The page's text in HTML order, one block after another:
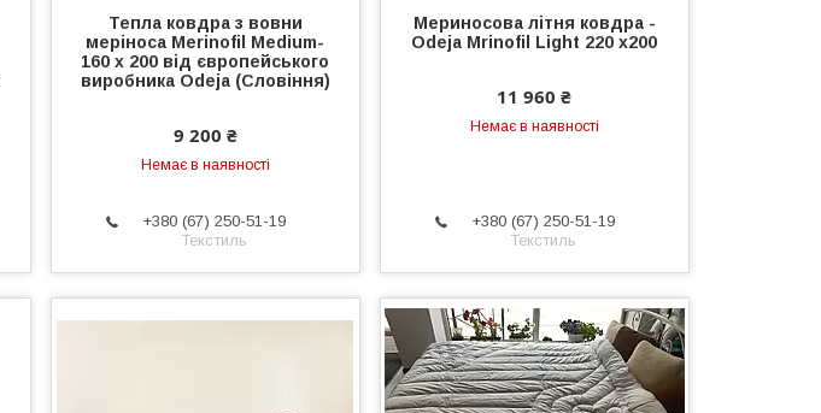
Тепла ковдра з вовни
меріноса Merinofil Medium-
160 х 200 від європейського
виробника Odeja (Словіння)
9 200 ₴
Немає в наявності
+380 (67) 250-51-19
Текстиль
Мериносова літня ковдра -
Odeja Mrinofil Light 220 x200
11 960 ₴
Немає в наявності
+380 (67) 250-51-19
Текстиль